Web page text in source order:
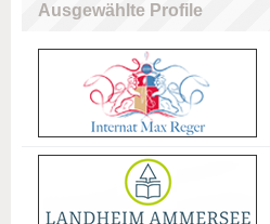
Ausgewählte Profile